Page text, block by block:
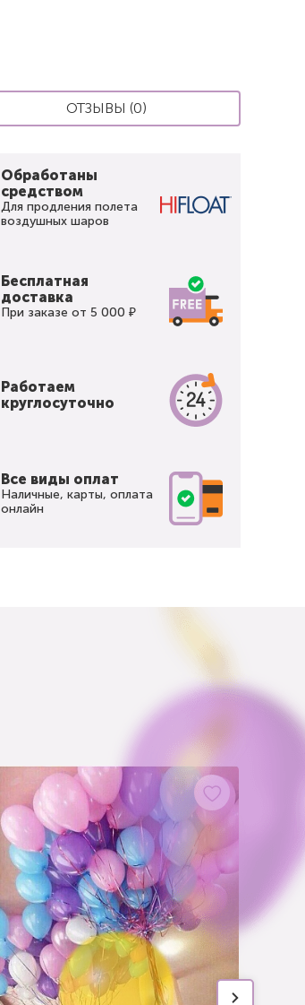
ОТЗЫВЫ (0)
Обработаны
средством
Для продления полета
воздушных шаров
Бесплатная
доставка
При заказе от 5 000 ₽
Работаем
круглосуточно
Все виды оплат
Наличные, карты, оплата
онлайн